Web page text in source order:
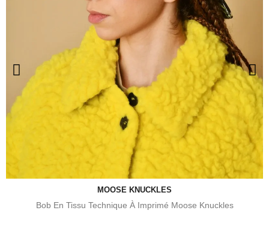
MOOSE KNUCKLES
Bob En Tissu Technique À Imprimé Moose Knuckles